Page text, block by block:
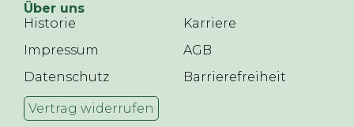
Über uns
Historie
Karriere
Impressum
AGB
Datenschutz
Barrierefreiheit
Vertrag widerrufen